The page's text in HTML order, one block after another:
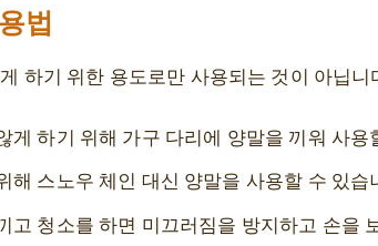
법
하기 위한 용도로만 사용되는 것이 아닙
게 하기 위해 가구 다리에 양말을 끼워 사용
해 스노우 체인 대신 양말을 사용할 수 있습
고 청소를 하면 미끄러짐을 방지하고 손을